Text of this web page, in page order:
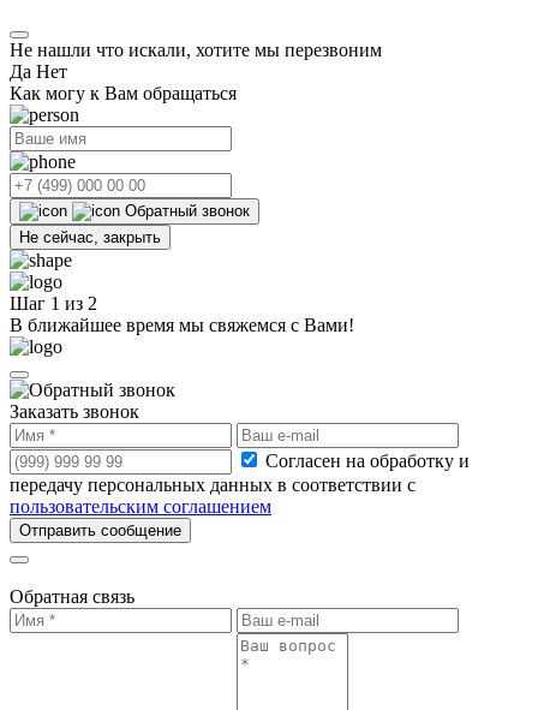
Не нашли что искали, хотите мы перезвоним
Да Нет
Как могу к Вам обращаться
Обратный звонок
Не сейчас, закрыть
Шаг 1 из 2
В ближайшее время мы свяжемся с Вами!
Заказать звонок
Согласен на обработку и
передачу персональных данных в соответствии с
пользовательским соглашением
Отправить сообщение
Обратная связь